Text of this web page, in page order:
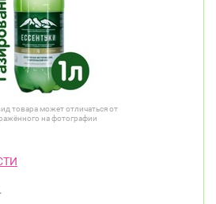
товара может отличаться от
на фотографии